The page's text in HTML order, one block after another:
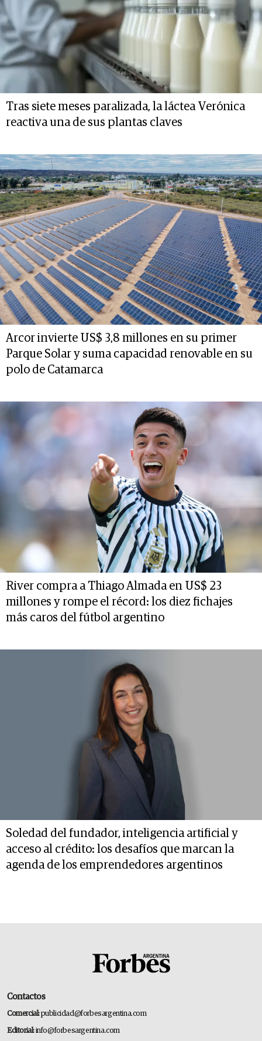
Tras siete meses paralizada, la láctea Verónica
reactiva una de sus plantas claves
Arcor invierte US$ 3,8 millones en su primer
Parque Solar y suma capacidad renovable en su
polo de Catamarca
River compra a Thiago Almada en US$ 23
millones y rompe el récord: los diez fichajes
más caros del fútbol argentino
Soledad del fundador, inteligencia artificial y
acceso al crédito: los desafíos que marcan la
agenda de los emprendedores argentinos
Contactos
Comercial:publicidad@forbesargentina.com
Editorial:info@forbesargentina.com